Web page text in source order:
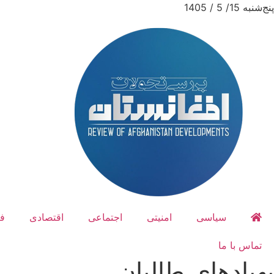
پنج‌شنبه 15/ 5 / 1405
سیاسی امنیتی اجتماعی اقتصادی
تماس با ما